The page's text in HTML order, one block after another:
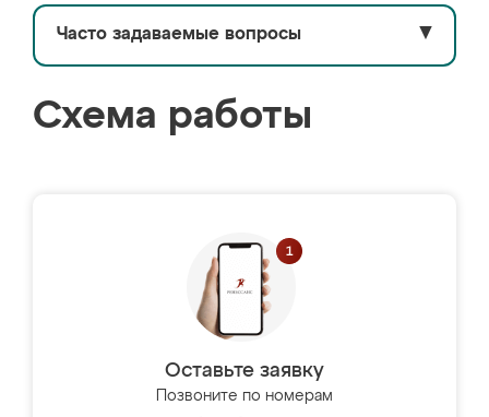
Часто задаваемые вопросы ▼
Схема работы
Оставьте заявку
Позвоните по номерам